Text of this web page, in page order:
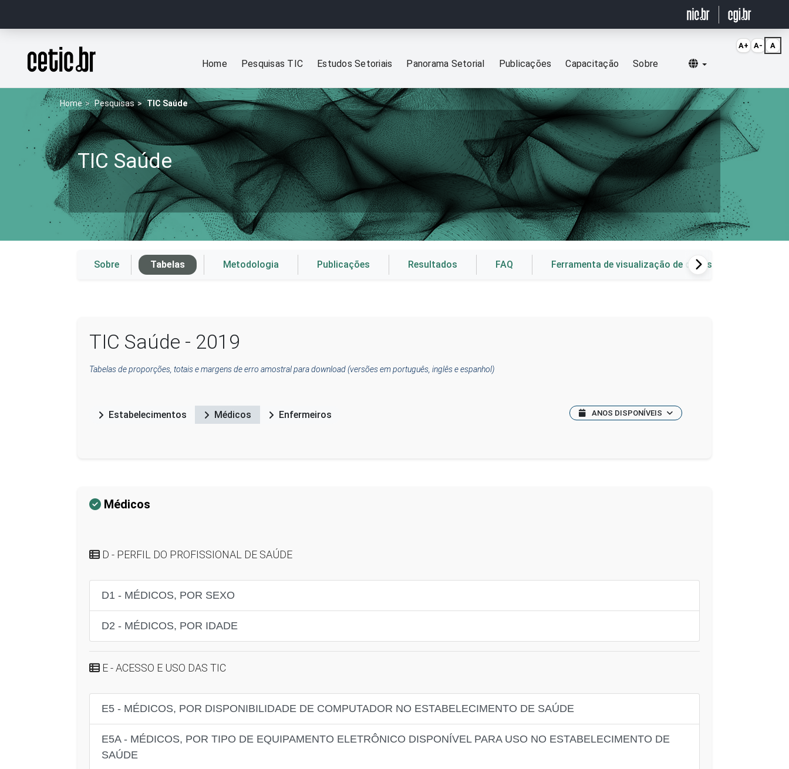
Página inicial
Home Pesquisas TIC Estudos Setoriais Panorama Setorial Publicações Capacitação Sobre Selecionar idioma
Home Pesquisas TIC Saúde
TIC Saúde
Sobre Tabelas Metodologia Publicações Resultados FAQ Ferramenta de visualização de dados
TIC Saúde - 2019
Tabelas de proporções, totais e margens de erro amostral para download (versões em português, inglês e espanhol)
Estabelecimentos Médicos Enfermeiros ANOS DISPONÍVEIS
Médicos
D - PERFIL DO PROFISSIONAL DE SAÚDE
D1 - MÉDICOS, POR SEXO
D2 - MÉDICOS, POR IDADE
E - ACESSO E USO DAS TIC
E5 - MÉDICOS, POR DISPONIBILIDADE DE COMPUTADOR NO ESTABELECIMENTO DE SAÚDE
E5A - MÉDICOS, POR TIPO DE EQUIPAMENTO ELETRÔNICO DISPONÍVEL PARA USO NO ESTABELECIMENTO DE
SAÚDE
A+ A- A